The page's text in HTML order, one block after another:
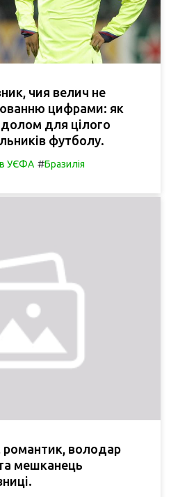
чия велич не
цифрами: як
для цілого
футболу.
УЄФА #Бразилія
володар
мешканець